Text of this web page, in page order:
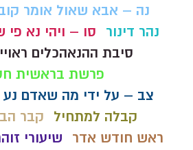
נה – אבא שאול אומר
נהר דינור
סו – ויהי נא פי
סיבת ההנאהכלים
פרשת בראשית
צב – על ידי מה שאדם נע
קבלה למתחיל
קבר
ראש חודש אדר
שיעורי